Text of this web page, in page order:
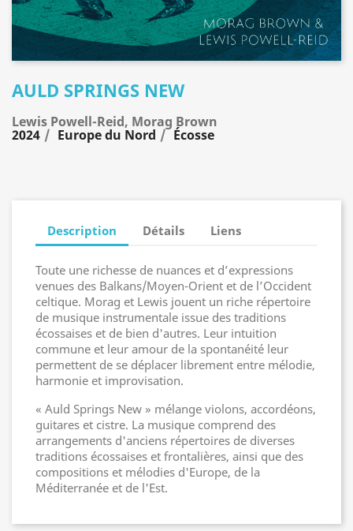
AULD SPRINGS NEW
Lewis Powell-Reid, Morag Brown
2024 Europe du Nord Écosse
Description Détails Liens
Toute une richesse de nuances et d’expressions
venues des Balkans/Moyen-Orient et de l’Occident
celtique. Morag et Lewis jouent un riche répertoire
de musique instrumentale issue des traditions
écossaises et de bien d'autres. Leur intuition
commune et leur amour de la spontanéité leur
permettent de se déplacer librement entre mélodie,
harmonie et improvisation.
« Auld Springs New » mélange violons, accordéons,
guitares et cistre. La musique comprend des
arrangements d'anciens répertoires de diverses
traditions écossaises et frontalières, ainsi que des
compositions et mélodies d'Europe, de la
Méditerranée et de l'Est.